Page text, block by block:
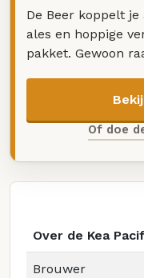
De Beer koppelt je
ales en hoppige
pakket. Gewoon
Of doe
Over de Kea
Brouwer